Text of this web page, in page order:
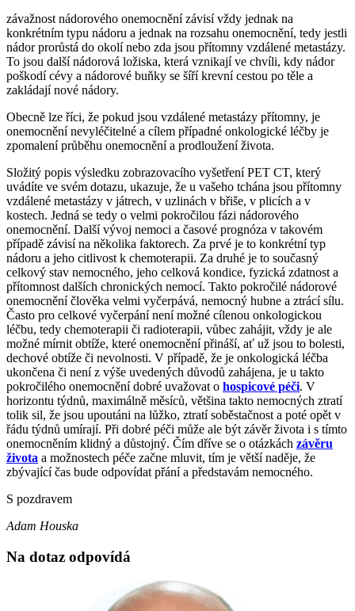
závažnost nádorového onemocnění závisí vždy jednak na
konkrétním typu nádoru a jednak na rozsahu onemocnění, tedy jestli
nádor prorůstá do okolí nebo zda jsou přítomny vzdálené metastázy.
To jsou další nádorová ložiska, která vznikají ve chvíli, kdy nádor
poškodí cévy a nádorové buňky se šíří krevní cestou po těle a
zakládají nové nádory.
Obecně lze říci, že pokud jsou vzdálené metastázy přítomny, je
onemocnění nevyléčitelné a cílem případné onkologické léčby je
zpomalení průběhu onemocnění a prodloužení života.
Složitý popis výsledku zobrazovacího vyšetření PET CT, který
uvádíte ve svém dotazu, ukazuje, že u vašeho tchána jsou přítomny
vzdálené metastázy v játrech, v uzlinách v břiše, v plicích a v
kostech. Jedná se tedy o velmi pokročilou fázi nádorového
onemocnění. Další vývoj nemoci a časové prognóza v takovém
případě závisí na několika faktorech. Za prvé je to konkrétní typ
nádoru a jeho citlivost k chemoterapii. Za druhé je to současný
celkový stav nemocného, jeho celková kondice, fyzická zdatnost a
přítomnost dalších chronických nemocí. Takto pokročilé nádorové
onemocnění člověka velmi vyčerpává, nemocný hubne a ztrácí sílu.
Často pro celkové vyčerpání není možné cílenou onkologickou
léčbu, tedy chemoterapii či radioterapii, vůbec zahájit, vždy je ale
možné mírnit obtíže, které onemocnění přináší, ať už jsou to bolesti,
dechové obtíže či nevolnosti. V případě, že je onkologická léčba
ukončena či není z výše uvedených důvodů zahájena, je u takto
pokročilého onemocnění dobré uvažovat o hospicové péči. V
horizontu týdnů, maximálně měsíců, většina takto nemocných ztratí
tolik sil, že jsou upoutáni na lůžko, ztratí soběstačnost a poté opět v
řádu týdnů umírají. Při dobré péči může ale být závěr života i s tímto
onemocněním klidný a důstojný. Čím dříve se o otázkách závěru
života a možnostech péče začne mluvit, tím je větší naděje, že
zbývající čas bude odpovídat přání a představám nemocného.
S pozdravem
Adam Houska
Na dotaz odpovídá